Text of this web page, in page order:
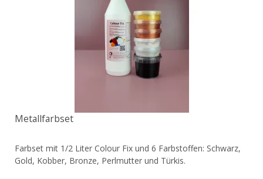
Metallfarbset
Farbset mit 1/2 Liter Colour Fix und 6 Farbstoffen: Schwarz,
Gold, Kobber, Bronze, Perlmutter und Türkis.